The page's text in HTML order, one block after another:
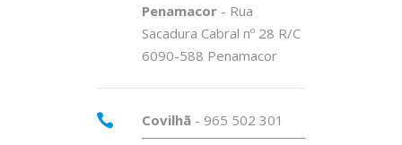
Penamacor - Rua
Sacadura Cabral nº 28 R/C
6090-588 Penamacor
Covilhã - 965 502 301